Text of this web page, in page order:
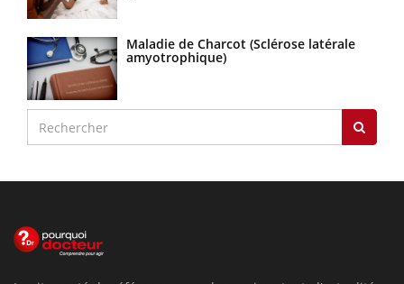
Maladie de Charcot (Sclérose latérale
amyotrophique)